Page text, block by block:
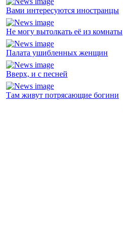
Вами интересуются иностранцы
Не могу вытолкать её из комнаты
Палата ушибленных женщин
Вверх, и с песней
Там живут потрясающие богини